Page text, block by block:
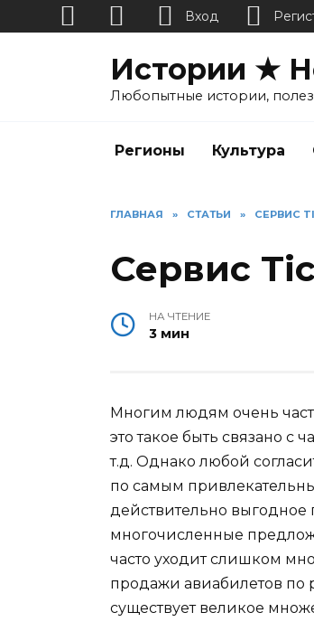
Истории ★
Любопытные истории,
Регионы Культура
ГЛАВНАЯ » СТАТЬИ » СЕРВИС
Сервис
НА ЧТЕНИЕ
3 мин
Многим людям очень
это такое быть связано с
т.д. Однако любой
по самым
действительно
многочисленные
часто уходит слишком
продажи авиабилетов
существует великое
Вход